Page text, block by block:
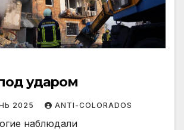
ударом
2025 ANTI-COLORADOS
наблюдали